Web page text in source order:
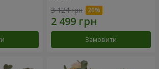
3 124 грн
Замовити